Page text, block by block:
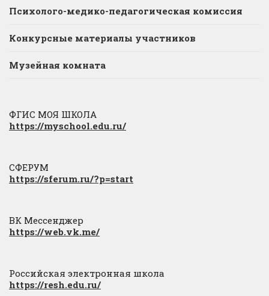
Психолого-медико-педагогическая комиссия
Конкурсные материалы участников
Музейная комната
ФГИС МОЯ ШКОЛА
https://myschool.edu.ru/
СФЕРУМ
https://sferum.ru/?p=start
ВК Мессенджер
https://web.vk.me/
Российская электронная школа
https://resh.edu.ru/